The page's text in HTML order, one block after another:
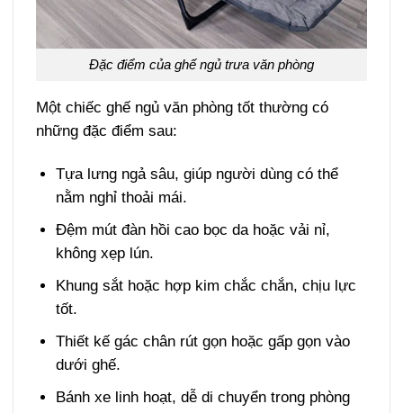
Đặc điểm của ghế ngủ trưa văn phòng
Một chiếc ghế ngủ văn phòng tốt thường có
những đặc điểm sau:
Tựa lưng ngả sâu, giúp người dùng có thể
nằm nghỉ thoải mái.
Đệm mút đàn hồi cao bọc da hoặc vải nỉ,
không xẹp lún.
Khung sắt hoặc hợp kim chắc chắn, chịu lực
tốt.
Thiết kế gác chân rút gọn hoặc gấp gọn vào
dưới ghế.
Bánh xe linh hoạt, dễ di chuyển trong phòng